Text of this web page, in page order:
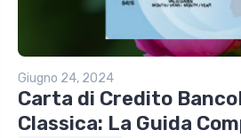
Giugno 24, 2024
Carta di Credito
Classica: La Guida